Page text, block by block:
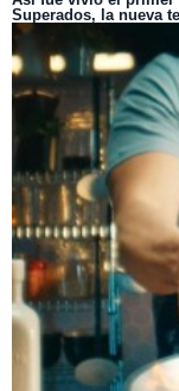
Superados, la nueva